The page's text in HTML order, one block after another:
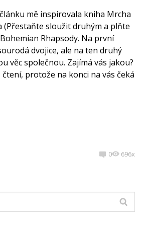
mě inspirovala kniha Mrcha
(Přestaňte sloužit druhým a plňte
Rhapsody. Na první
dvojice, ale na ten druhý
věc společnou. Zajímá vás jakou?
protože na konci na vás čeká
0 696x